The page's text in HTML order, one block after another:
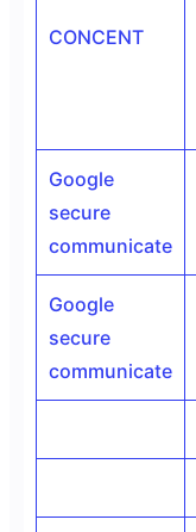
CONCENT
Google
secure
communicate
Google
secure
communicate